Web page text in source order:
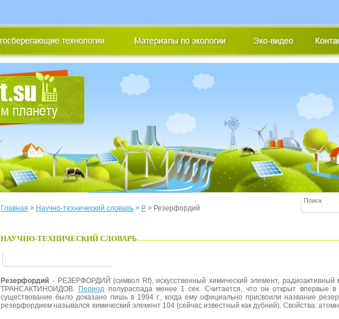
Главная > Научно-технический словарь > Р > Резерфордий
НАУЧНО-ТЕХНИЧЕСКИЙ СЛОВАРЬ
Резерфордий - РЕЗЕРФОРДИЙ (символ Rf), искусственный химический элемент, радиоактивный
ТРАНСАКТИНОИДОВ. Период полураспада менее 1 сек. Считается, что он открыт впервые в
существование было доказано лишь в 1994 г., когда ему официально присвоили название
резерфордием назывался химический элемент 104 (сейчас известный как дубний). Свойства: